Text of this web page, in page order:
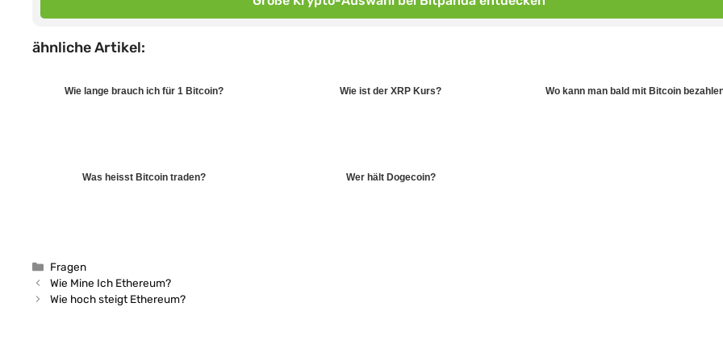
ähnliche Artikel:
Wie lange brauch ich für 1 Bitcoin? Wie ist der XRP Kurs? Wo kann man bald mit Bitcoin
Was heisst Bitcoin traden? Wer hält Dogecoin?
Kategorien
Fragen
Wie Mine Ich Ethereum?
Wie hoch steigt Ethereum?